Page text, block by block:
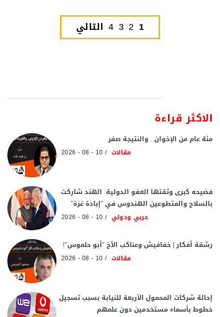
1
2
3
4 التالي
الاكثر قراءة
مئة عام من الإخوان.. والنتيجة صفر
مقالات 10 - 08 - 2026
فضيحه كبرى وثقتها العفو الدولية: الهند شاركت
بالسلاح والمتطوعين الهندوس في "إبادة غزة"
عربي ودولي 10 - 08 - 2026
رشقة أفكار | خفافيش وعناكب الأخ "أبو حلموس"!
مقالات 10 - 08 - 2026
إحالة شركات المحمول الأربعة للنيابة بسبب تسجيل
خطوط بأسماء مستخدمين دون علمهم